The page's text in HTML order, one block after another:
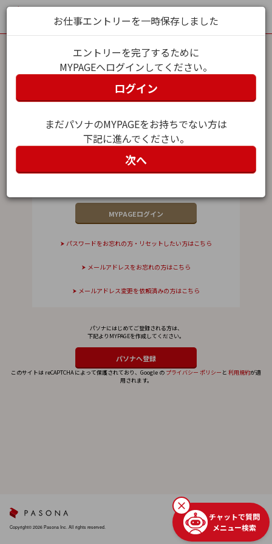
MYPAGEログイン
パスワード
パスワードをお忘れの方・リセットしたい方はこちら
メールアドレスをお忘れの方はこちら
メールアドレス変更を依頼済みの方はこちら
パソナにはじめてご登録される方は、
下記よりMYPAGEを作成してください。
このサイトは reCAPTCHA によって保護されており、Google の プライバシー ポリシー と 利用規約が適
用されます。
お仕事エントリーを一時保存しました
エントリーを完了するために
MYPAGEへログインしてください。
ログイン
まだパソナのMYPAGEをお持ちでない方は
下記に進んでください。
次へ
Copyright© 2026 Pasona Inc. All rights reserved.
チャットで質問
メニュー検索